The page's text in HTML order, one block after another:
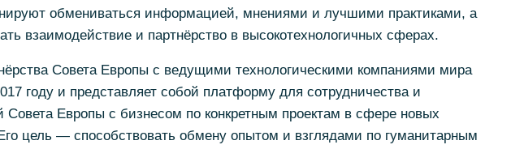
обмениваться информацией, мнениями и лучшими практиками, а
взаимодействие и партнёрство в высокотехнологичных сферах.
Совета Европы с ведущими технологическими компаниями мира
году и представляет собой платформу для сотрудничества и
Совета Европы с бизнесом по конкретным проектам в сфере новых
цель — способствовать обмену опытом и взглядами по гуманитарным